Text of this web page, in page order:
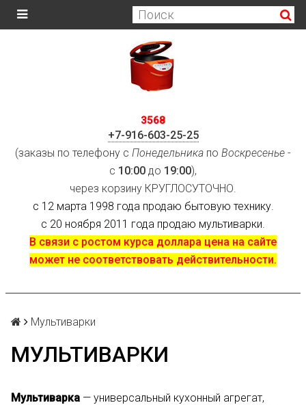
3568
+7-916-603-25-25
(заказы по телефону с Понедельника по Воскресенье -
с 10:00 до 19:00),
через корзину КРУГЛОСУТОЧНО.
с 12 марта 1998 года продаю бытовую технику.
с 20 ноября 2011 года продаю мультиварки.
В связи с ростом курса доллара цена на сайте
может не соответствовать действительности.
Мультиварки
МУЛЬТИВАРКИ
Мультиварка — универсальный кухонный агрегат,